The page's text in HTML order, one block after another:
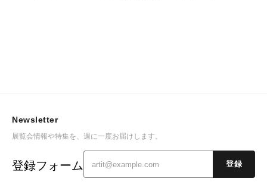
Newsletter
展覧会情報や特集を、週に一度お届けします。
登録フォーム 登録